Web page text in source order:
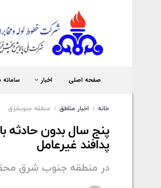
صفحه اصلی اخبار
خانه اخبار مناطق منطقه جنوبشرق
پنج سال بدون حادثه
پدافند غیرعامل
در منطقه جنوب شرق